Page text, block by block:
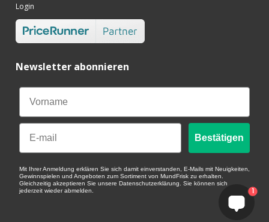
Login
Newsletter abonnieren
Email
Bestätigen
Mit Ihrer Anmeldung erklären Sie sich damit einverstanden, E-Mails mit Neuigkeiten,
Gewinnspielen und Angeboten zum Sortiment von MundFrisk zu erhalten.
Gleichzeitig akzeptieren Sie unsere Datenschutzerklärung. Sie können sich
jederzeit wieder abmelden.
1